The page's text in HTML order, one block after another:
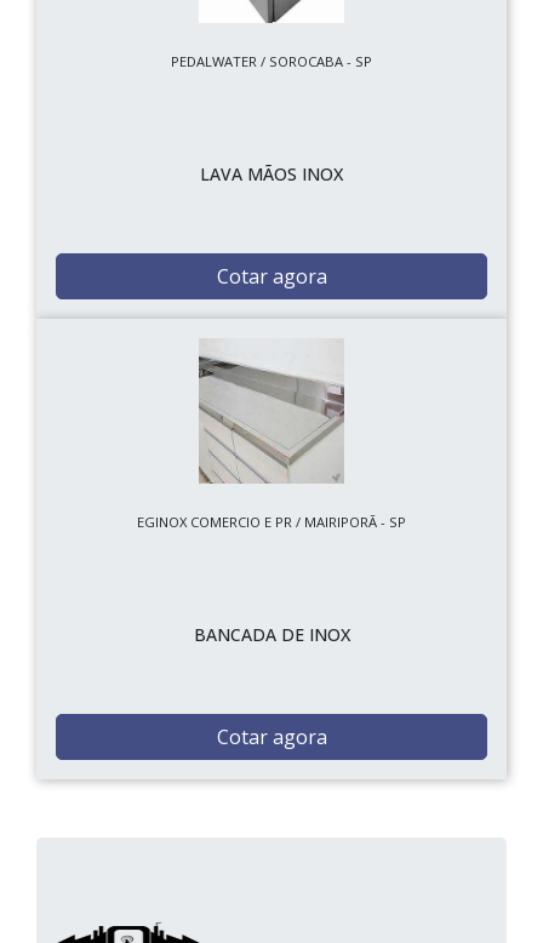
PEDALWATER / SOROCABA - SP
LAVA MÃOS INOX
Cotar agora
EGINOX COMERCIO E PR / MAIRIPORÃ - SP
BANCADA DE INOX
Cotar agora